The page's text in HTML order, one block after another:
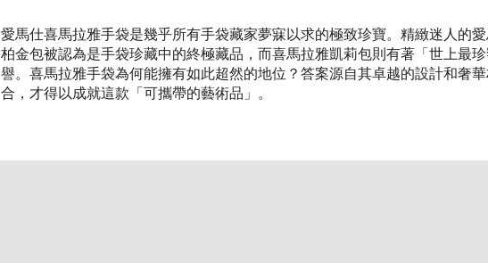
愛馬仕喜馬拉雅手袋是幾乎所有手袋藏家夢寐以求的極致珍寶。精緻迷人的
柏金包被認為是手袋珍藏中的終極藏品，而喜馬拉雅凱莉包則有著「世上最
譽。喜馬拉雅手袋為何能擁有如此超然的地位？答案源自其卓越的設計和奢
合，才得以成就這款「可攜帶的藝術品」。